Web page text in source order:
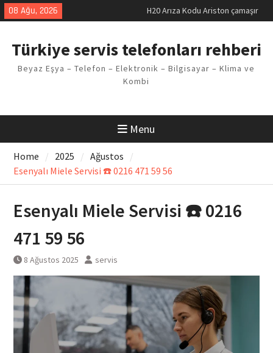
Skip
to
08 Ağu, 2026
LG kombi E2 Arızası Çözümü
Vaillant çamaşır makinesi E03
Arıza Kodu
Ferroli klima E3 Arızası Çözümü
Türkiye servis telefonları rehberi
Beyaz Eşya – Telefon – Elektronik – Bilgisayar – Klima ve
Kombi
Menu
Home 2025
Ağustos
Esenyalı Miele Servisi ☎️ 0216 471 59 56
Esenyalı Miele Servisi ☎️ 0216
471 59 56
8 Ağustos 2025 servis